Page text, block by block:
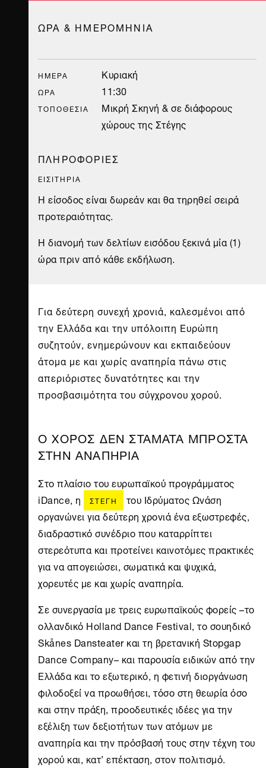
ΩΡΑ & ΗΜΕΡΟΜΗΝΙΑ
ΗΜΈΡΑ Κυριακή
ΏΡΑ 11:30
ΤΟΠΟΘΕΣΊΑ
Μικρή Σκηνή & σε διάφορους
χώρους της Στέγης
ΠΛΗΡΟΦΟΡΙΕΣ
ΕΙΣΙΤΗΡΙΑ
Η είσοδος είναι δωρεάν και θα τηρηθεί σειρά
προτεραιότητας.
Η διανομή των δελτίων εισόδου ξεκινά μία (1)
ώρα πριν από κάθε εκδήλωση.
Για δεύτερη συνεχή χρονιά, καλεσμένοι από
την Ελλάδα και την υπόλοιπη Ευρώπη
συζητούν, ενημερώνουν και εκπαιδεύουν
άτομα με και χωρίς αναπηρία πάνω στις
απεριόριστες δυνατότητες και την
προσβασιμότητα του σύγχρονου χορού.
Ο ΧΟΡΟΣ ΔΕΝ ΣΤΑΜΑΤΑ ΜΠΡΟΣΤΑ
ΣΤΗΝ ΑΝΑΠΗΡΙΑ
Στο πλαίσιο του ευρωπαϊκού προγράμματος
iDance, η
ΣΤΈΓΗ
του Ιδρύματος Ωνάση
οργανώνει για δεύτερη χρονιά ένα εξωστρεφές,
διαδραστικό συνέδριο που καταρρίπτει
στερεότυπα και προτείνει καινοτόμες πρακτικές
για να απογειώσει, σωματικά και ψυχικά,
χορευτές με και χωρίς αναπηρία.
Σε συνεργασία με τρεις ευρωπαϊκούς φορείς –το
ολλανδικό Holland Dance Festival, το σουηδικό
Skånes Dansteater και τη βρετανική Stopgap
Dance Company– και παρουσία ειδικών από την
Ελλάδα και το εξωτερικό, η φετινή διοργάνωση
φιλοδοξεί να προωθήσει, τόσο στη θεωρία όσο
και στην πράξη, προοδευτικές ιδέες για την
εξέλιξη των δεξιοτήτων των ατόμων με
αναπηρία και την πρόσβασή τους στην τέχνη του
χορού και, κατ’ επέκταση, στον πολιτισμό.